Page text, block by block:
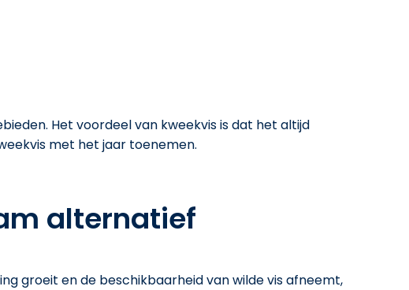
Het voordeel van kweekvis is dat het altijd
met het jaar toenemen.
alternatief
groeit en de beschikbaarheid van wilde vis afneemt,